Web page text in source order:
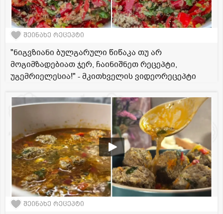
შეინახე რეცეპტი
"ნიგვზიანი ბულგარული წიწაკა თუ არ
მოგიმზადებიათ ჯერ, ჩაინიშნეთ რეცეპტი,
უგემრიელესია!" - მკითხველის ვიდეორეცეპტი
შეინახე რეცეპტი